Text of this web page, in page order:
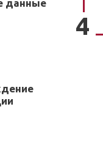
данные
4